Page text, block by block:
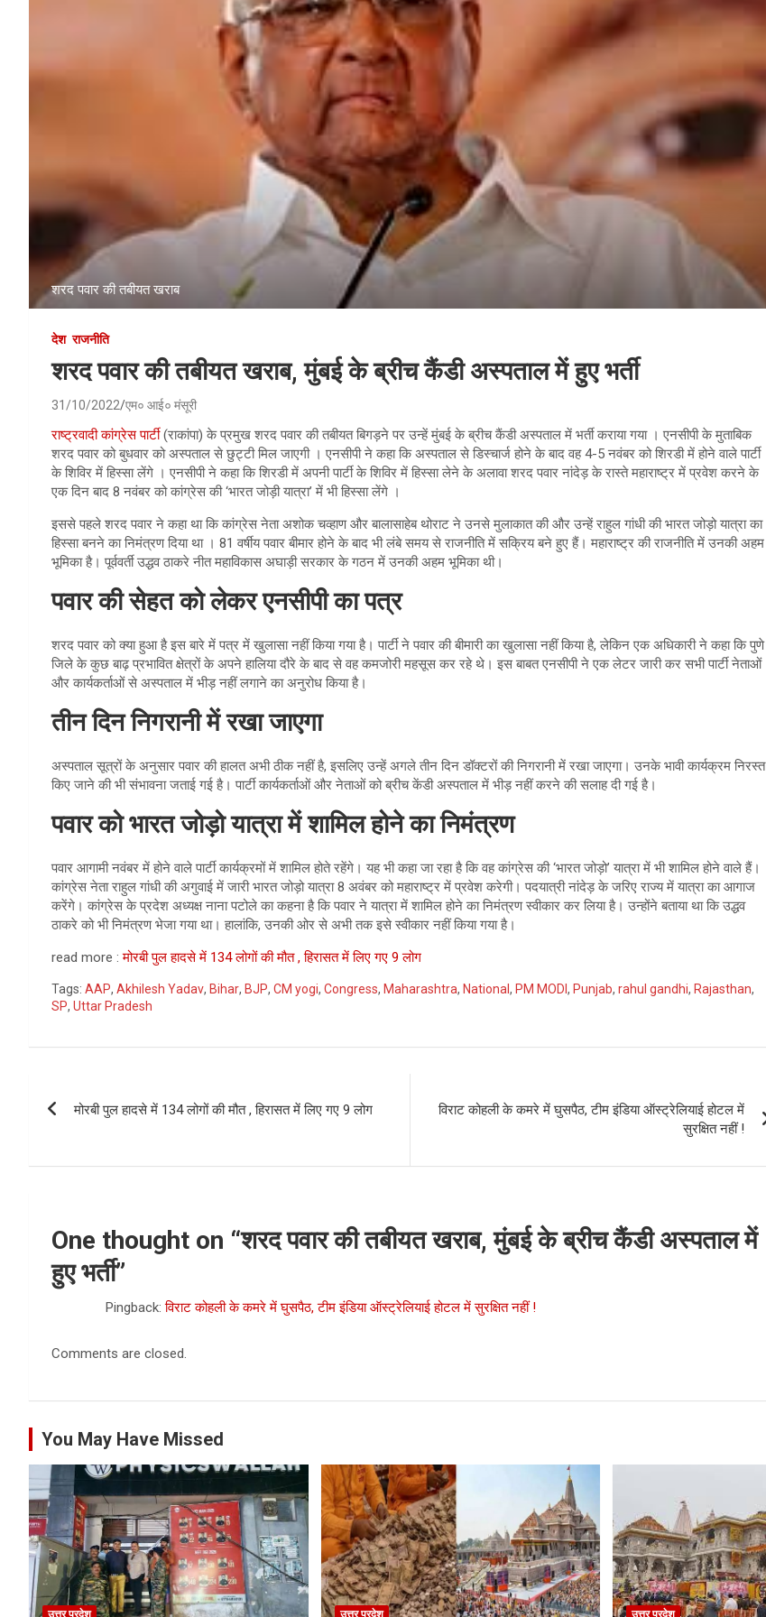
शरद पवार की तबीयत खराब
देश राजनीति
शरद पवार की तबीयत खराब, मुंबई के ब्रीच कैंडी अस्पताल में हुए भर्ती
31/10/2022 एम० आई० मंसूरी
राष्ट्रवादी कांग्रेस पार्टी(राकांपा) के प्रमुख शरद पवार की तबीयत बिगड़ने पर उन्हें मुंबई के ब्रीच कैंडी अस्पताल में भर्ती कराया गया । एनसीपी के मुताबिक
शरद पवार को बुधवार को अस्पताल से छुट्टी मिल जाएगी । एनसीपी ने कहा कि अस्पताल से डिस्चार्ज होने के बाद वह 4-5 नवंबर को शिरडी में होने वाले पार्टी
के शिविर में हिस्सा लेंगे । एनसीपी ने कहा कि शिरडी में अपनी पार्टी के शिविर में हिस्सा लेने के अलावा शरद पवार नांदेड़ के रास्ते महाराष्ट्र में प्रवेश करने के
एक दिन बाद 8 नवंबर को कांग्रेस की ‘भारत जोड़ी यात्रा’ में भी हिस्सा लेंगे ।
इससे पहले शरद पवार ने कहा था कि कांग्रेस नेता अशोक चव्हाण और बालासाहेब थोराट ने उनसे मुलाकात की और उन्हें राहुल गांधी की भारत जोड़ो यात्रा का
हिस्सा बनने का निमंत्रण दिया था । 81 वर्षीय पवार बीमार होने के बाद भी लंबे समय से राजनीति में सक्रिय बने हुए हैं। महाराष्ट्र की राजनीति में उनकी अहम
भूमिका है। पूर्ववर्ती उद्धव ठाकरे नीत महाविकास अघाड़ी सरकार के गठन में उनकी अहम भूमिका थी।
पवार की सेहत को लेकर एनसीपी का पत्र
शरद पवार को क्या हुआ है इस बारे में पत्र में खुलासा नहीं किया गया है। पार्टी ने पवार की बीमारी का खुलासा नहीं किया है, लेकिन एक अधिकारी ने कहा कि पुणे
जिले के कुछ बाढ़ प्रभावित क्षेत्रों के अपने हालिया दौरे के बाद से वह कमजोरी महसूस कर रहे थे। इस बाबत एनसीपी ने एक लेटर जारी कर सभी पार्टी नेताओं
और कार्यकर्ताओं से अस्पताल में भीड़ नहीं लगाने का अनुरोध किया है।
तीन दिन निगरानी में रखा जाएगा
अस्पताल सूत्रों के अनुसार पवार की हालत अभी ठीक नहीं है, इसलिए उन्हें अगले तीन दिन डॉक्टरों की निगरानी में रखा जाएगा। उनके भावी कार्यक्रम निरस्त
किए जाने की भी संभावना जताई गई है। पार्टी कार्यकर्ताओं और नेताओं को ब्रीच केंडी अस्पताल में भीड़ नहीं करने की सलाह दी गई है।
पवार को भारत जोड़ो यात्रा में शामिल होने का निमंत्रण
पवार आगामी नवंबर में होने वाले पार्टी कार्यक्रमों में शामिल होते रहेंगे। यह भी कहा जा रहा है कि वह कांग्रेस की ‘भारत जोड़ो’ यात्रा में भी शामिल होने वाले हैं।
कांग्रेस नेता राहुल गांधी की अगुवाई में जारी भारत जोड़ो यात्रा 8 अवंबर को महाराष्ट्र में प्रवेश करेगी। पदयात्री नांदेड़ के जरिए राज्य में यात्रा का आगाज
करेंगे। कांग्रेस के प्रदेश अध्यक्ष नाना पटोले का कहना है कि पवार ने यात्रा में शामिल होने का निमंत्रण स्वीकार कर लिया है। उन्होंने बताया था कि उद्धव
ठाकरे को भी निमंत्रण भेजा गया था। हालांकि, उनकी ओर से अभी तक इसे स्वीकार नहीं किया गया है।
read more :मोरबी पुल हादसे में 134 लोगों की मौत , हिरासत में लिए गए 9 लोग
Tags: AAP, Akhilesh Yadav, Bihar, BJP, CM yogi, Congress, Maharashtra, National , PM MODI , Punjab, rahul gandhi, Rajasthan,
SP, Uttar Pradesh
navigation
मोरबी पुल हादसे में 134 लोगों की मौत , हिरासत में लिए गए 9 लोग
विराट कोहली के कमरे में घुसपैठ, टीम इंडिया ऑस्ट्रेलियाई होटल में
सुरक्षित नहीं !
One thought on “शरद पवार की तबीयत खराब, मुंबई के ब्रीच कैंडी अस्पताल में
हुए भर्ती”
Pingback:विराट कोहली के कमरे में घुसपैठ, टीम इंडिया ऑस्ट्रेलियाई होटल में सुरक्षित नहीं !
Comments are closed.
You May Have Missed
उत्तर प्रदेश उत्तर प्रदेश उत्तर प्रदेश